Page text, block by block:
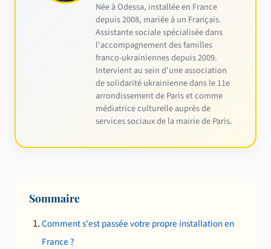
Née à Odessa, installée en France
depuis 2008, mariée à un Français.
Assistante sociale spécialisée dans
l'accompagnement des familles
franco-ukrainiennes depuis 2009.
Intervient au sein d'une association
de solidarité ukrainienne dans le 11e
arrondissement de Paris et comme
médiatrice culturelle auprès de
services sociaux de la mairie de Paris.
Sommaire
Comment s'est passée votre propre installation en
France ?